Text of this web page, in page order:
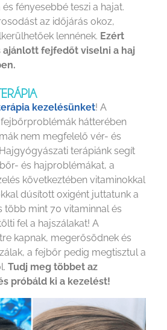
fényesebbé teszi a hajat.
az időjárás okoz,
lennének. Ezért
ajánlott fejfedőt viselni a haj
kezelésünket! A
hátterében
nem megfelelő vér- és
terápiánk segít
és hajproblémákat, a
következtében vitaminokkal
dúsított oxigént juttatunk a
több mint 70 vitaminnal és
fel a hajszálakat! A
kapnak, megerősödnek és
a fejbőr pedig megtisztul a
Tudj meg többet az
próbáld ki a kezelést!